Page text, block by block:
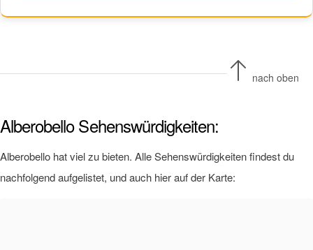
nach oben
Alberobello Sehenswürdigkeiten:
Alberobello hat viel zu bieten. Alle Sehenswürdigkeiten findest du
nachfolgend aufgelistet, und auch hier auf der Karte: